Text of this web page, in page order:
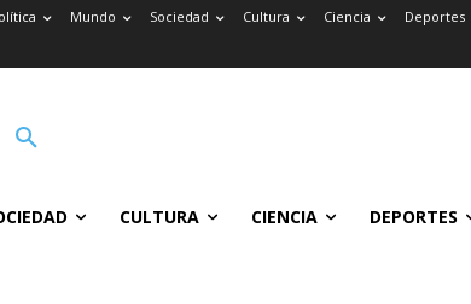
Mundo Sociedad Cultura Ciencia Deportes
CULTURA CIENCIA DEPORTES